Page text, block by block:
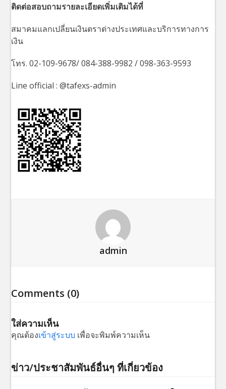
ติดต่อสอบถามรายละเอียดเพิ่มเติมได้ที่
สมาคมแลกเปลี่ยนเงินตราต่างประเทศและบริการทางการ
เงิน
โทร. 02-109-9678/ 084-388-9982 / 098-363-9593
Line official : @tafexs-admin
admin
Comments (0)
ใส่ความเห็น
คุณต้องเข้าสู่ระบบ เพื่อจะพิมพ์ความเห็น
ข่าว/ประชาสัมพันธ์อื่นๆ ที่เกี่ยวข้อง